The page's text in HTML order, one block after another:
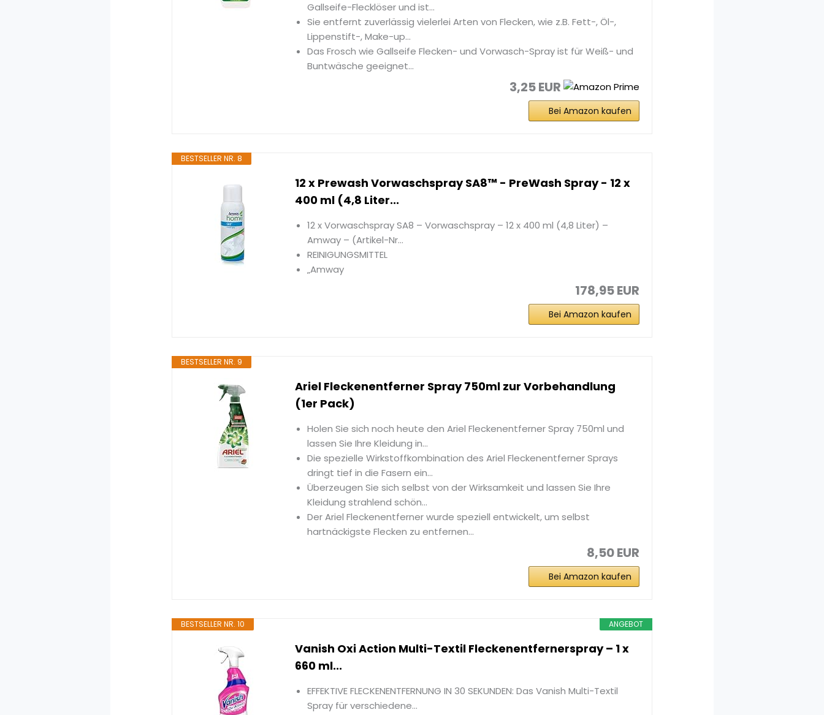
Gallseife-Flecklöser und ist...
Sie entfernt zuverlässig vielerlei Arten von Flecken, wie z.B. Fett-, Öl-,
Lippenstift-, Make-up...
Das Frosch wie Gallseife Flecken- und Vorwasch-Spray ist für Weiß- und
Buntwäsche geeignet...
3,25 EUR
Bei Amazon kaufen
BESTSELLER NR. 8
12 x Prewash Vorwaschspray SA8™ - PreWash Spray - 12 x
400 ml (4,8 Liter...
12 x Vorwaschspray SA8 – Vorwaschspray – 12 x 400 ml (4,8 Liter) –
Amway – (Artikel-Nr...
REINIGUNGSMITTEL
„Amway
178,95 EUR
Bei Amazon kaufen
BESTSELLER NR. 9
Ariel Fleckenentferner Spray 750ml zur Vorbehandlung
(1er Pack)
Holen Sie sich noch heute den Ariel Fleckenentferner Spray 750ml und
lassen Sie Ihre Kleidung in...
Die spezielle Wirkstoffkombination des Ariel Fleckenentferner Sprays
dringt tief in die Fasern ein...
Überzeugen Sie sich selbst von der Wirksamkeit und lassen Sie Ihre
Kleidung strahlend schön...
Der Ariel Fleckenentferner wurde speziell entwickelt, um selbst
hartnäckigste Flecken zu entfernen...
8,50 EUR
Bei Amazon kaufen
ANGEBOT
BESTSELLER NR. 10
Vanish Oxi Action Multi-Textil Fleckenentfernerspray – 1 x
660 ml...
EFFEKTIVE FLECKENENTFERNUNG IN 30 SEKUNDEN: Das Vanish Multi-Textil
Spray für verschiedene...